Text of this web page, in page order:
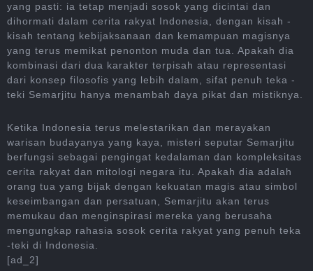
yang pasti: ia tetap menjadi sosok yang dicintai dan
dihormati dalam cerita rakyat Indonesia, dengan kisah -
kisah tentang kebijaksanaan dan kemampuan magisnya
yang terus memikat penonton muda dan tua. Apakah dia
kombinasi dari dua karakter terpisah atau representasi
dari konsep filosofis yang lebih dalam, sifat penuh teka -
teki Semarjitu hanya menambah daya pikat dan mistiknya.
Ketika Indonesia terus melestarikan dan merayakan
warisan budayanya yang kaya, misteri seputar Semarjitu
berfungsi sebagai pengingat kedalaman dan kompleksitas
cerita rakyat dan mitologi negara itu. Apakah dia adalah
orang tua yang bijak dengan kekuatan magis atau simbol
keseimbangan dan persatuan, Semarjitu akan terus
memukau dan menginspirasi mereka yang berusaha
mengungkap rahasia sosok cerita rakyat yang penuh teka
-teki di Indonesia.
[ad_2]